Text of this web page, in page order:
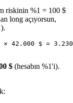
riskinin %1 = 100 $
long açıyorsun,
42.000 $ = 3.230
$ (hesabın %1'i).